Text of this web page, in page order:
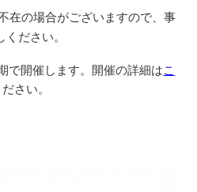
在の場合がございますので、事
ださい。
で開催します。開催の詳細はこ
さい。